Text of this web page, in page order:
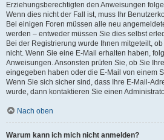
Erziehungsberechtigten den Anweisungen
Wenn dies nicht der Fall ist, muss Ihr
Bei einigen Foren müssen alle neu
werden – entweder müssen Sie dies selbst
Bei der Registrierung wurde Ihnen mitgeteilt,
nicht. Wenn Sie eine E-Mail erhalten haben,
Anweisungen. Ansonsten prüfen Sie, ob Sie
eingegeben haben oder die E-Mail von einem
Wenn Sie sich sicher sind, dass Ihre E-Mail-
wurde, dann kontaktieren Sie einen
Nach oben
Warum kann ich mich nicht anmelden?